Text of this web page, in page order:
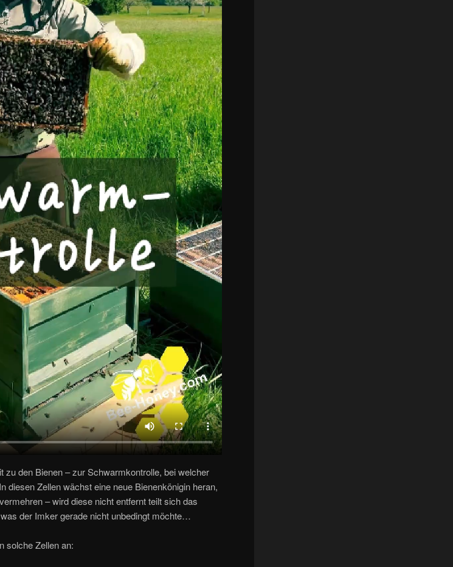
zu den Bienen – zur Schwarmkontrolle, bei welcher
diesen Zellen wächst eine neue Bienenkönigin heran,
– wird diese nicht entfernt teilt sich das
der Imker gerade nicht unbedingt möchte…
solche Zellen an: